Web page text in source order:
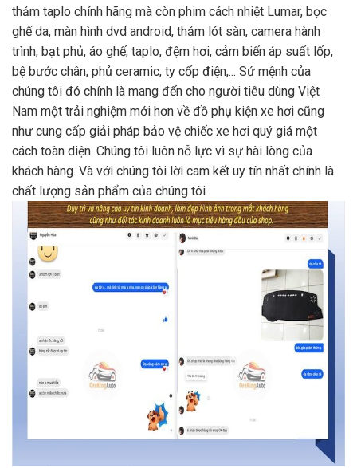
thảm taplo chính hãng mà còn phim cách nhiệt Lumar, bọc
ghế da, màn hình dvd android, thảm lót sàn, camera hành
trình, bạt phủ, áo ghế, taplo, đệm hơi, cảm biến áp suất lốp,
bệ bước chân, phủ ceramic, ty cốp điện,... Sứ mệnh của
chúng tôi đó chính là mang đến cho người tiêu dùng Việt
Nam một trải nghiệm mới hơn về đồ phụ kiện xe hơi cũng
như cung cấp giải pháp bảo vệ chiếc xe hơi quý giá một
cách toàn diện. Chúng tôi luôn nỗ lực vì sự hài lòng của
khách hàng. Và với chúng tôi lời cam kết uy tín nhất chính là
chất lượng sản phẩm của chúng tôi